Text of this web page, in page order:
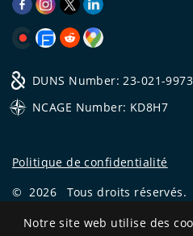
DUNS Number: 23-021-9973
NCAGE Number: KD8H7
Politique de confidentialité
© 2026
Tous droits réservés.
CRYSTAL.TAX —EXPERT
Notre site web utilise des